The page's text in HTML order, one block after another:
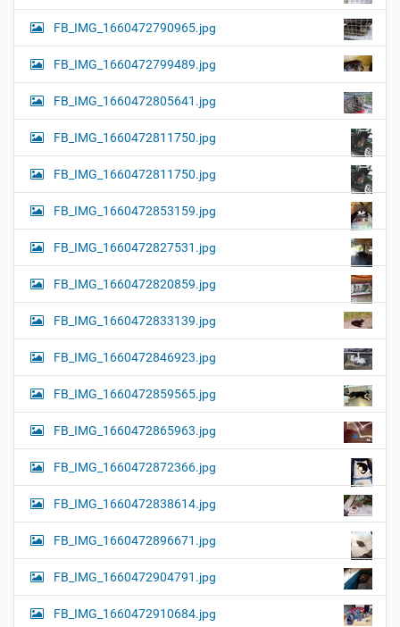
FB_IMG_1660472790965.jpg
FB_IMG_1660472799489.jpg
FB_IMG_1660472805641.jpg
FB_IMG_1660472811750.jpg
FB_IMG_1660472811750.jpg
FB_IMG_1660472853159.jpg
FB_IMG_1660472827531.jpg
FB_IMG_1660472820859.jpg
FB_IMG_1660472833139.jpg
FB_IMG_1660472846923.jpg
FB_IMG_1660472859565.jpg
FB_IMG_1660472865963.jpg
FB_IMG_1660472872366.jpg
FB_IMG_1660472838614.jpg
FB_IMG_1660472896671.jpg
FB_IMG_1660472904791.jpg
FB_IMG_1660472910684.jpg